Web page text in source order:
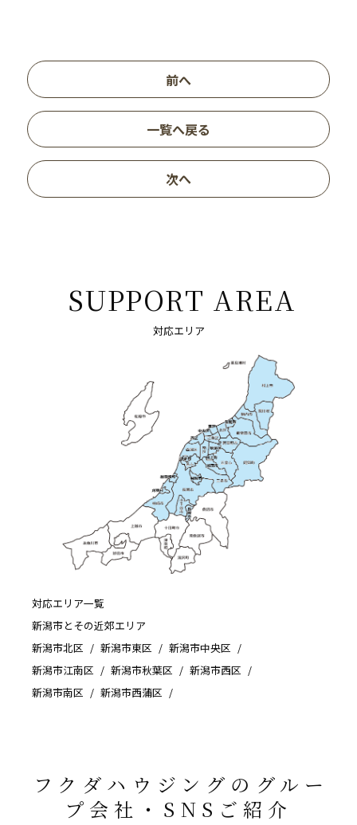
前へ
一覧へ戻る
次へ
SUPPORT AREA
対応エリア
対応エリア一覧
新潟市とその近郊エリア
新潟市北区
新潟市東区
新潟市中央区
新潟市江南区
新潟市秋葉区
新潟市西区
新潟市南区
新潟市西蒲区
フクダハウジングのグルー
プ会社・SNSご紹介